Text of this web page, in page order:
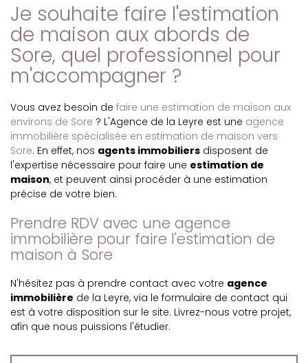
Je souhaite faire l'estimation
de maison aux abords de
Sore, quel professionnel pour
m'accompagner ?
Vous avez besoin de faire une estimation de maison aux
environs de Sore ? L'Agence de la Leyre est une agence
immobilière spécialisée en estimation de maison vers
Sore. En effet, nos agents immobiliers disposent de
l'expertise nécessaire pour faire une estimation de
maison, et peuvent ainsi procéder à une estimation
précise de votre bien.
Prendre RDV avec une agence
immobilière pour faire l'estimation de
maison à Sore
N'hésitez pas à prendre contact avec votre agence
immobilière de la Leyre, via le formulaire de contact qui
est à votre disposition sur le site. Livrez-nous votre projet,
afin que nous puissions l'étudier.